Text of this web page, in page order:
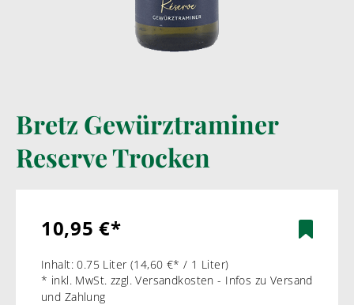
Bretz Gewürztraminer
Reserve Trocken
10,95 €*
Inhalt:0.75 Liter (14,60 €* / 1 Liter)
* inkl. MwSt. zzgl. Versandkosten - Infos zu Versand
und Zahlung